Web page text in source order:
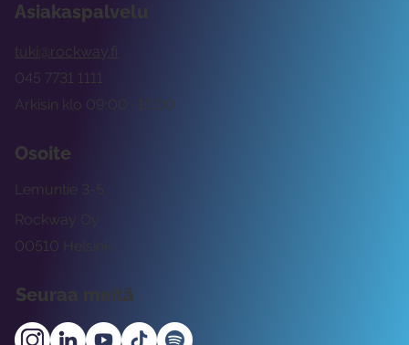
Asiakaspalvelu
tuki@rockway.fi
Arkisin klo 09:00 -15:00
045 7731 1111
Osoite
Rockway Oy
Lemuntie 3-5
00510 Helsinki
Seuraa meitä